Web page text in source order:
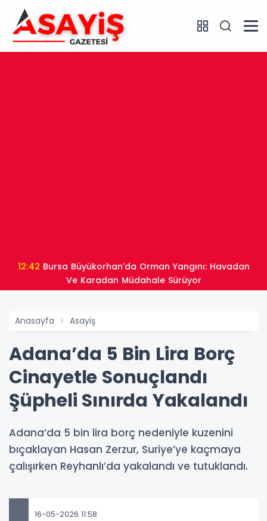
12:42
Ve Karadan Müdahale Sürüyor
Anasayfa Asayiş
Adana’da 5 Bin Lira Borç
Cinayetle Sonuçlandı
Şüpheli Sınırda Yakalandı
Adana’da 5 bin lira borç nedeniyle kuzenini
bıçaklayan Hasan Zerzur, Suriye’ye kaçmaya
çalışırken Reyhanlı’da yakalandı ve tutuklandı.
16-05-2026 11:58